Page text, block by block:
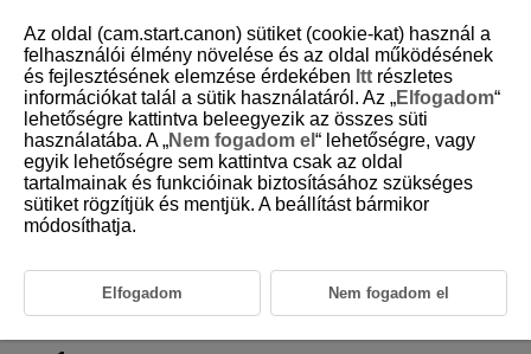
D095-056
Zajcsökkentés nagy ISO-
érzékenységnél
Ezzel a beállítás a képeken jelentkező zaj csökkentésére szolgál. Ez
felvételkészítés esetén. Alacsony ISO-érzékenység mellett történő
felvételkészítés esetén a kép sötétebb részein (az árnyékos területeken)
észlelhető zaj tovább csökken.
Az oldal (cam.start.canon) sütiket (cookie-kat) használ a
felhasználói élmény növelése és az oldal működésének
és fejlesztésének elemzése érdekében Itt részletes
információkat talál a sütik használatáról. Az „Elfogadom“
lehetőségre kattintva beleegyezik az összes süti
használatába. A „Nem fogadom el “ lehetőségre, vagy
egyik lehetőségre sem kattintva csak az oldal
tartalmainak és funkcióinak biztosításához szükséges
sütiket rögzítjük és mentjük. A beállítást bármikor
módosíthatja.
Elfogadom Nem fogadom el